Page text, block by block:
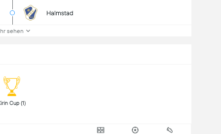
Halmstad
sehen